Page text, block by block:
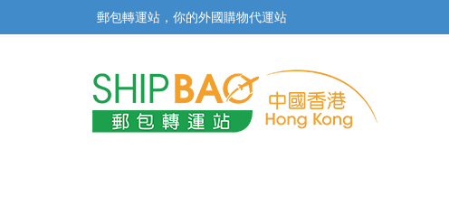
郵包轉運站，你的外國購物代運站